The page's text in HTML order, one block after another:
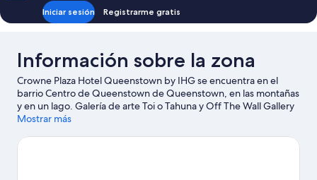
Iniciar sesión Registrarme gratis
Información sobre la zona
Crowne Plaza Hotel Queenstown by IHG se encuentra en el
barrio Centro de Queenstown de Queenstown, en las montañas
y en un lago. Galería de arte Toi o Tahuna y Off The Wall Gallery
son etapas fundamentales para los aficionados a la cultura en
Fear Factory Queenstown y TSS Earnslaw Steamship si buscas
Mostrar más